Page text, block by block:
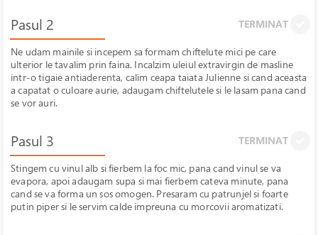
Pasul 2 TERMINAT
Ne udam mainile si incepem sa formam chiftelute mici pe care
ulterior le tavalim prin faina. Incalzim uleiul extravirgin de masline
intr-o tigaie antiaderenta, calim ceapa taiata Julienne si cand aceasta
a capatat o culoare aurie, adaugam chiftelutele si le lasam pana cand
se vor auri.
Pasul 3 TERMINAT
Stingem cu vinul alb si fierbem la foc mic, pana cand vinul se va
evapora, apoi adaugam supa si mai fierbem cateva minute, pana
cand se va forma un sos omogen. Presaram cu patrunjel si foarte
putin piper si le servim calde impreuna cu morcovii aromatizati.